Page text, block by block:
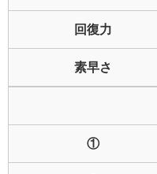
回復力
素早さ
①